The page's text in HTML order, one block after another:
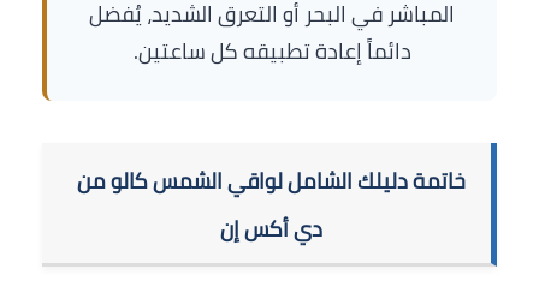
المباشر في البحر أو التعرق الشديد، يُفضل
دائماً إعادة تطبيقه كل ساعتين.
خاتمة دليلك الشامل لواقي الشمس كالو من
دي أكس إن